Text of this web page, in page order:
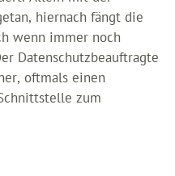
hiernach fängt die
wenn immer noch
Datenschutzbeauftragte
oftmals einen
zum